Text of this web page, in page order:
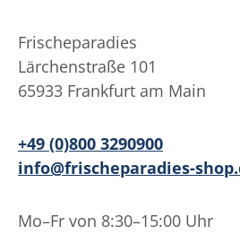
Frischeparadies
Lärchenstraße 101
65933 Frankfurt am Main
+49 (0)800 3290900
info@frischeparadies-
Mo–Fr von 8:30–15:00 Uhr